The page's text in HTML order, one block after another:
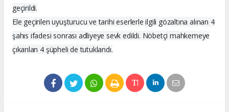
geçirildi.
Ele geçirilen uyuşturucu ve tarihi eserlerle ilgili gözaltına alınan 4
şahıs ifadesi sonrası adliyeye sevk edildi. Nöbetçi mahkemeye
çıkarılan 4 şüpheli de tutuklandı.